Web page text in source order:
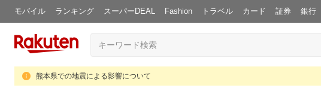
モバイル ランキング スーパーDEAL Fashion トラベル カード 証券 銀行
熊本県での地震による影響について